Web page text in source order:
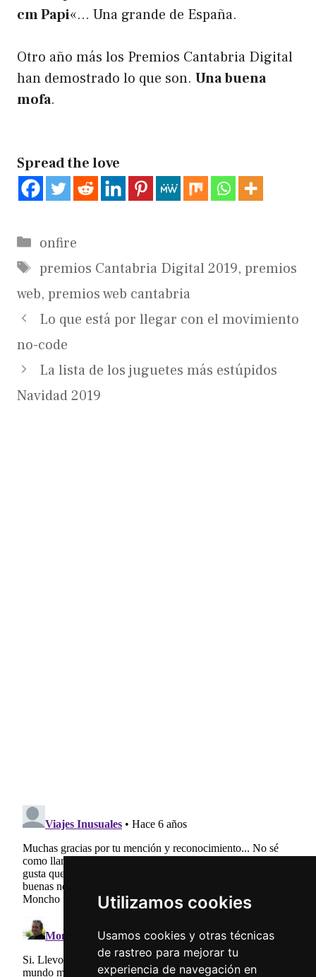
Utilizamos cookies
Usamos cookies y otras técnicas
de rastreo para mejorar tu
experiencia de navegación en
cm Papi«… Una grande de España.
Otro año más los Premios Cantabria Digital
han demostrado lo que son. Una buena
mofa.
Spread the love
Categorías
onfire
Etiquetas
premios Cantabria Digital 2019, premios
web, premios web cantabria
Lo que está por llegar con el movimiento
no-code
La lista de los juguetes más estúpidos
Navidad 2019